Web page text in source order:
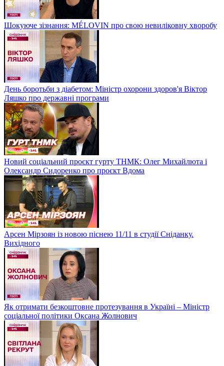
Шокуюче зізнання: MÉLOVIN про свою невиліковну хворобу
День боротьби з діабетом: Міністр охорони здоров'я Віктор
Ляшко про державні програми
Новий соціальний проєкт гурту ТНМК: Олег Михайлюта і
Олександр Сидоренко про проєкт Вдома
Арсен Мірзоян із новою піснею 11/11 в студії Сніданку.
Вихідного
Як отримати безкоштовне протезування в Україні – Міністр
соціальної політики Оксана Жолнович